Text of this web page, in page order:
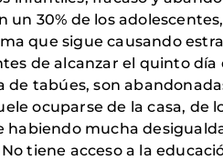
un 30% de los
que sigue causando
de alcanzar el quinto día
tabúes, son
ocuparse de la casa, de
habiendo mucha
tiene acceso a la